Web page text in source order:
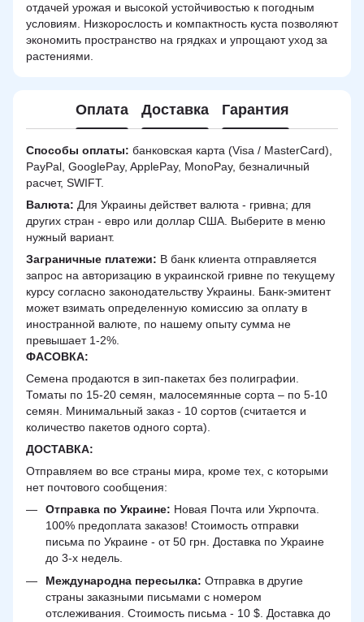
отдачей урожая и высокой устойчивостью к погодным
условиям. Низкорослость и компактность куста позволяют
экономить пространство на грядках и упрощают уход за
растениями.
Оплата Доставка Гарантия
Способы оплаты: банковская карта (Visa / MasterCard),
PayPal, GooglePay, ApplePay, MonoPay, безналичный
расчет, SWIFT.
Валюта: Для Украины действет валюта - гривна; для
других стран - евро или доллар США. Выберите в меню
нужный вариант.
Заграничные платежи: В банк клиента отправляется
запрос на авторизацию в украинской гривне по текущему
курсу согласно законодательству Украины. Банк-эмитент
может взимать определенную комиссию за оплату в
иностранной валюте, по нашему опыту сумма не
превышает 1-2%.
ФАСОВКА:
Семена продаются в зип-пакетах без полиграфии.
Томаты по 15-20 семян, малосемянные сорта – по 5-10
семян. Минимальный заказ - 10 сортов (считается и
количество пакетов одного сорта).
ДОСТАВКА:
Отправляем во все страны мира, кроме тех, с которыми
нет почтового сообщения:
Отправка по Украине: Новая Почта или Укрпочта.
100% предоплата заказов! Стоимость отправки
письма по Украине - от 50 грн. Доставка по Украине
до 3-х недель.
Международна пересылка: Отправка в другие
страны заказными письмами с номером
отслеживания. Стоимость письма - 10 $. Доставка до